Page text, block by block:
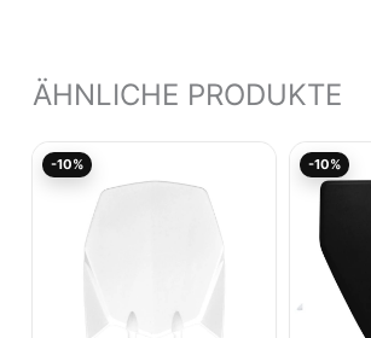
ÄHNLICHE PRODUKTE
-10%
war:
Aktueller
-10%